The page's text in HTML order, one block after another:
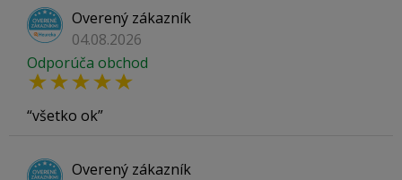
Overený zákazník
04.08.2026
Odporúča obchod
všetko ok
Overený zákazník